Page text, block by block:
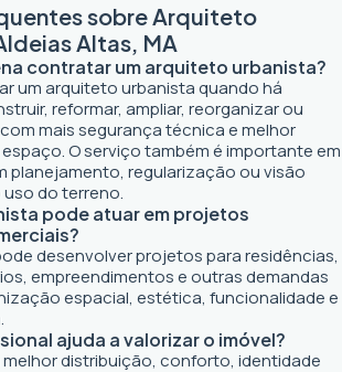
sobre Arquiteto
Altas, MA
contratar um arquiteto urbanista?
um arquiteto urbanista quando há
reformar, ampliar, reorganizar ou
mais segurança técnica e melhor
O serviço também é importante em
planejamento, regularização ou visão
do terreno.
pode atuar em projetos
desenvolver projetos para residências,
empreendimentos e outras demandas
espacial, estética, funcionalidade e
ajuda a valorizar o imóvel?
melhor distribuição, conforto, identidade